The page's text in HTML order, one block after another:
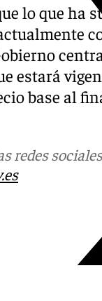
lo que ha
estará
base al
redes